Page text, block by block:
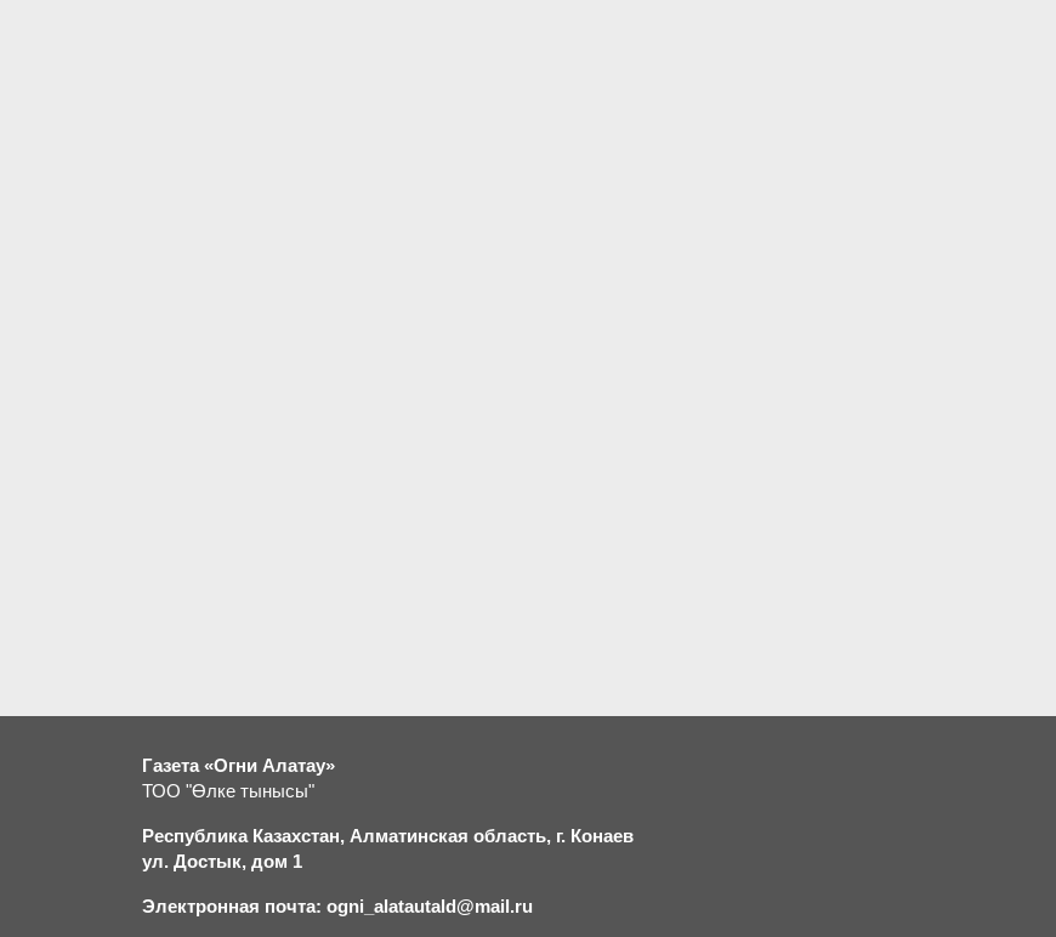
Газета «Огни Алатау»
ТОО "Өлке тынысы"
Республика Казахстан, Алматинская область, г. Конаев
ул. Достык, дом 1
Электронная почта: ogni_alatautald@mail.ru